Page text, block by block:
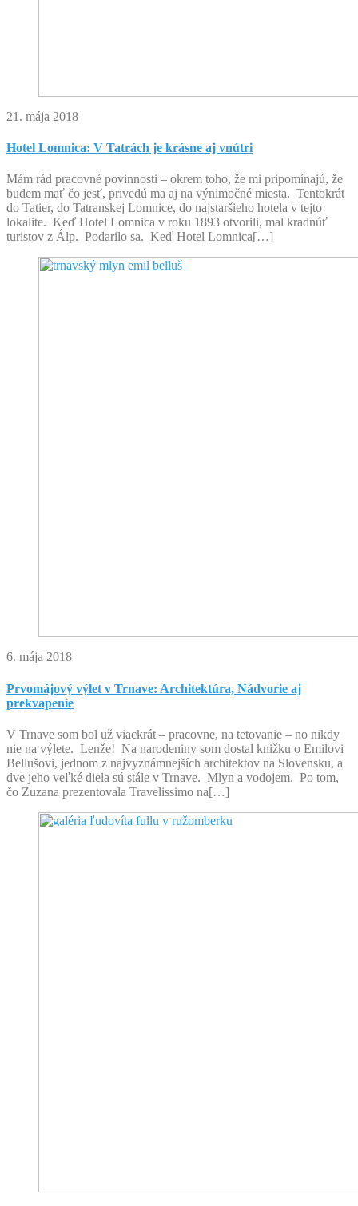
21. mája 2018
Hotel Lomnica: V Tatrách je krásne aj vnútri
Mám rád pracovné povinnosti – okrem toho, že mi pripomínajú, že
budem mať čo jesť, privedú ma aj na výnimočné miesta. Tentokrát
do Tatier, do Tatranskej Lomnice, do najstaršieho hotela v tejto
lokalite. Keď Hotel Lomnica v roku 1893 otvorili, mal kradnúť
turistov z Álp. Podarilo sa. Keď Hotel Lomnica[…]
6. mája 2018
Prvomájový výlet v Trnave: Architektúra, Nádvorie aj
prekvapenie
V Trnave som bol už viackrát – pracovne, na tetovanie – no nikdy
nie na výlete. Lenže! Na narodeniny som dostal knižku o Emilovi
Bellušovi, jednom z najvyznámnejších architektov na Slovensku, a
dve jeho veľké diela sú stále v Trnave. Mlyn a vodojem. Po tom,
čo Zuzana prezentovala Travelissimo na[…]